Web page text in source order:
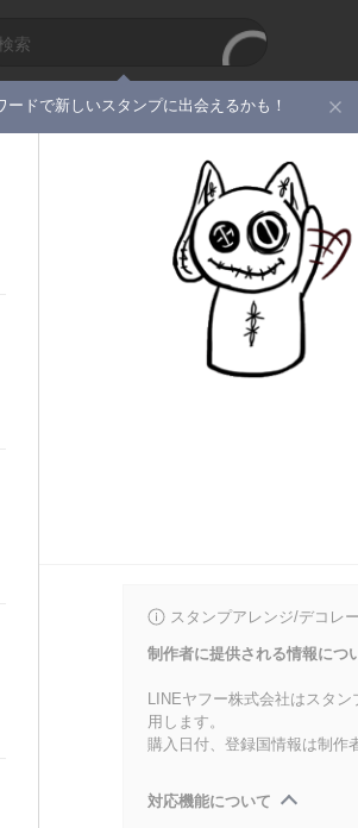
ードで新しいスタンプに出会えるかも！
スタンプアレンジ/デコレ
制作者に提供される情報につ
LINEヤフー株式会社はスタ
用します。
購入日付、登録国情報は制作
対応機能について